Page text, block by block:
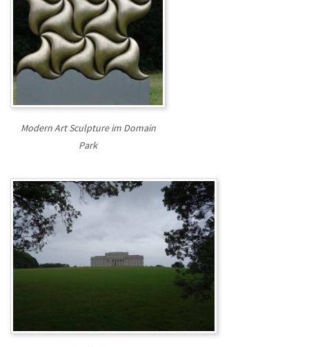
Modern Art Sculpture im Domain
Park